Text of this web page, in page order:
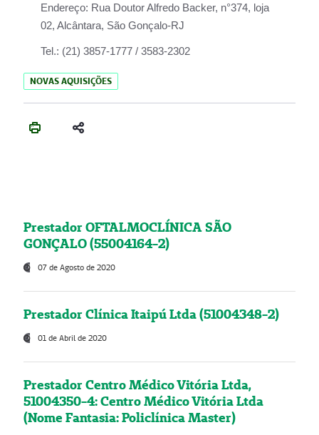
Endereço: Rua Doutor Alfredo Backer, n°374, loja
02, Alcântara, São Gonçalo-RJ
Tel.: (21) 3857-1777 / 3583-2302
NOVAS AQUISIÇÕES
Prestador OFTALMOCLÍNICA SÃO
GONÇALO (55004164-2)
07 de Agosto de 2020
Prestador Clínica Itaipú Ltda (51004348-2)
01 de Abril de 2020
Prestador Centro Médico Vitória Ltda,
51004350-4: Centro Médico Vitória Ltda
(Nome Fantasia: Policlínica Master)